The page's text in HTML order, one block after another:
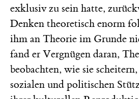
exklusiv zu sein hatte,
Denken theoretisch enorm
ihm an Theorie im Grunde
fand er Vergnügen daran,
beobachten, wie sie
sozialen und politischen